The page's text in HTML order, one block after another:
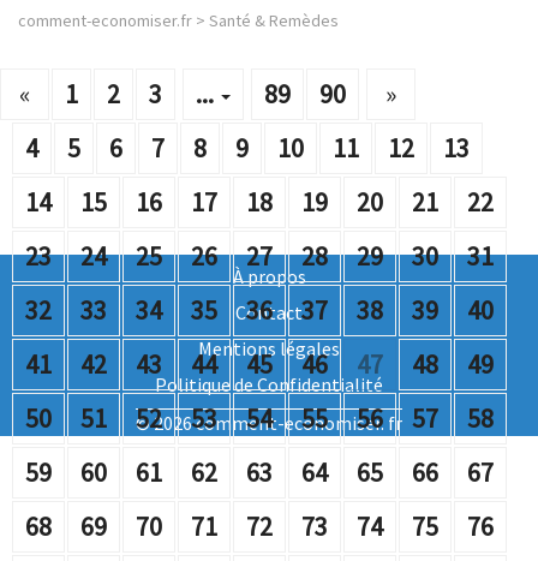
comment-economiser.fr > Santé & Remèdes
« 1 2 3
...
4
5 6 7 8 9 10 11 12
13
14
15 16 17 18 19 20 21
22
23
24 25 26 27 28 29 30
31
32
33 34 35 36 37 38 39
40
41
42 43 44 45 46 47 48
49
50
51 52 53 54 55 56 57
58
59
60 61 62 63 64 65 66
67
68
69 70 71 72 73 74 75 76
89 90 »
À propos
Contact
Mentions légales
Politique de Confidentialité
© 2026 comment-economiser. fr